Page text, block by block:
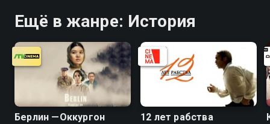
Ещё в жанре: История
Берлин —Оккургон 12 лет рабства